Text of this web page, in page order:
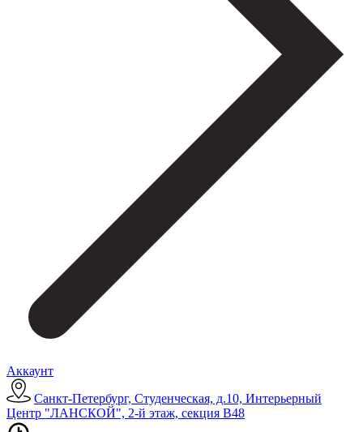
Аккаунт
Санкт-Петербург, Студенческая, д.10, Интерьерный
Центр "ЛАНСКОЙ", 2-й этаж, секция В48